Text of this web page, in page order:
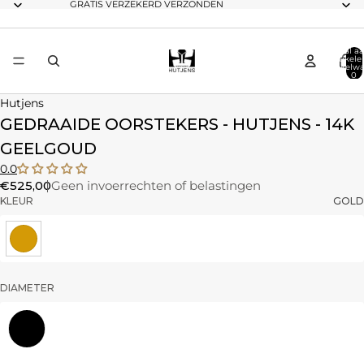
GRATIS VERZEKERD VERZONDEN
Totaal
0
Hutjens
GEDRAAIDE OORSTEKERS - HUTJENS - 14K
GEELGOUD
0.0
€525,00Geen invoerrechten of belastingen
KLEUR GOLD
DIAMETER